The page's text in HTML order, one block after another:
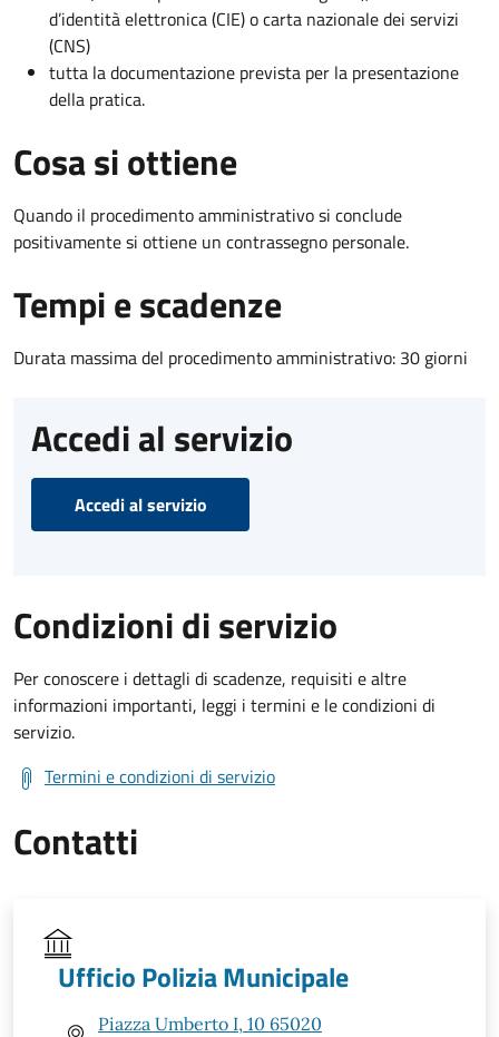
d’identità elettronica (CIE) o carta nazionale dei servizi
(CNS)
tutta la documentazione prevista per la presentazione
della pratica.
Cosa si ottiene
Quando il procedimento amministrativo si conclude
positivamente si ottiene un contrassegno personale.
Tempi e scadenze
Durata massima del procedimento amministrativo: 30 giorni
Accedi al servizio
Accedi al servizio
Condizioni di servizio
Per conoscere i dettagli di scadenze, requisiti e altre
informazioni importanti, leggi i termini e le condizioni di
servizio.
Termini e condizioni di servizio
Contatti
Ufficio Polizia Municipale
Piazza Umberto I, 10 65020